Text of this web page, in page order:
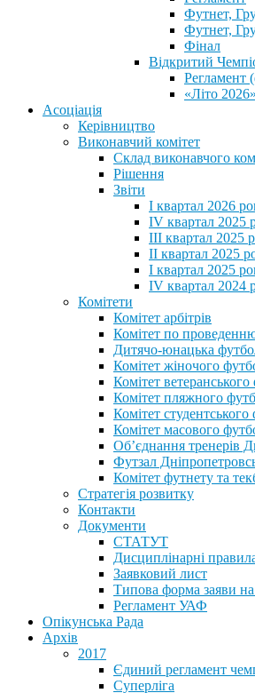
Футнет,
Футнет,
Фінал
Відкритий
Регламент
«Літо 2026»
Асоціація
Керівництво
Виконавчий комітет
Склад виконавчого
Рішення
Звіти
I квартал 2026
IV квартал 2025
III квартал 2025
II квартал 2025
I квартал 2025
IV квартал 2024
Комітети
Комітет арбітрів
Комітет по
Дитячо-юнацька
Комітет жіночого
Комітет
Комітет пляжного
Комітет
Комітет масового
Обʼєднання тренерів
Футзал
Комітет футнету та
Стратегія розвитку
Контакти
Документи
СТАТУТ
Дисциплінарні
Заявковий лист
Типова форма заяви на
Регламент УАФ
Опікунська Рада
Архів
2017
Єдиний регламент
Суперліга